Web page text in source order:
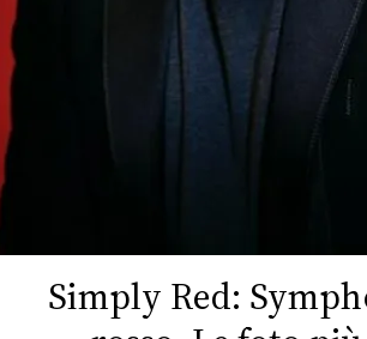
Simply Red: